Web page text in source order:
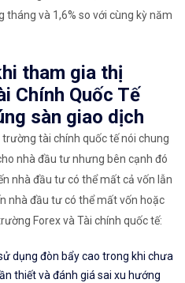
tháng và 1,6% so với cùng kỳ năm
tham gia thị
Chính Quốc Tế
sàn giao dịch
tài chính quốc tế nói chung
nhà đầu tư nhưng bên cạnh đó
nhà đầu tư có thể mất cả vốn lẫn
nhà đầu tư có thể mất vốn hoặc
Forex và Tài chính quốc tế:
dụng đòn bẩy cao trong khi chưa
thiết và đánh giá sai xu hướng